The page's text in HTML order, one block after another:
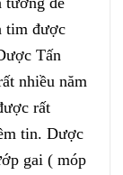
tim được
Tấn
nhiều năm
rất
tin. Dược
gai ( móp